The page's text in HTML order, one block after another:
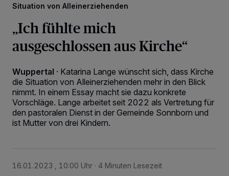
Situation von Alleinerziehenden
„Ich fühlte mich
ausgeschlossen aus Kirche“
Wuppertal · Katarina Lange wünscht sich, dass Kirche
die Situation von Alleinerziehenden mehr in den Blick
nimmt. In einem Essay macht sie dazu konkrete
Vorschläge. Lange arbeitet seit 2022 als Vertretung für
den pastoralen Dienst in der Gemeinde Sonnborn und
ist Mutter von drei Kindern.
16.01.2023 , 10:00 Uhr 4 Minuten Lesezeit